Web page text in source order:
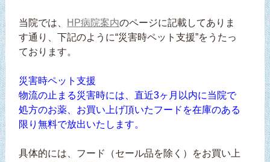
当院では、 HP病院案内のページに記載してありま
す通り、下記のように“災害時ペット支援”をうたっ
ております。
災害時ペット支援
物流の止まる災害時には、直近3ヶ月以内に当院で
処方のお薬、お買い上げ頂いたフードを在庫のある
限り無料で放出いたします。
具体的には、フード（セール品を除く）をお買い上